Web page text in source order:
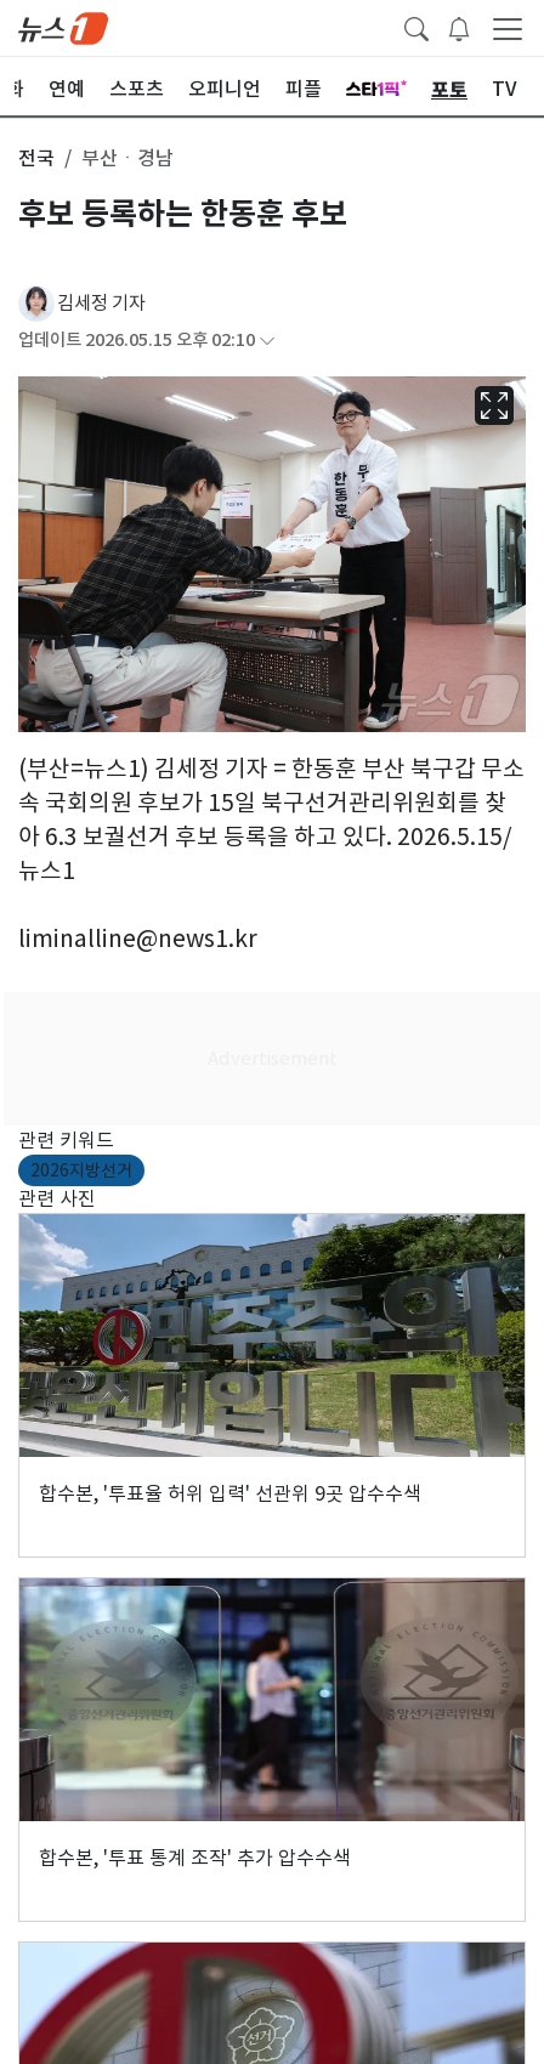
화 연예 스포츠 오피니언 피플 포토 TV
전국 부산ㆍ경남
후보 등록하는 한동훈 후보
김세정 기자
업데이트 2026.05.15 오후 02:10
(부산=뉴스1) 김세정 기자 = 한동훈 부산 북구갑 무소
속 국회의원 후보가 15일 북구선거관리위원회를 찾
아 6.3 보궐선거 후보 등록을 하고 있다. 2026.5.15/
뉴스1
liminalline@news1.kr
관련 키워드
2026지방선거
관련 사진
합수본, '투표율 허위 입력' 선관위 9곳 압수수색
합수본, '투표 통계 조작' 추가 압수수색